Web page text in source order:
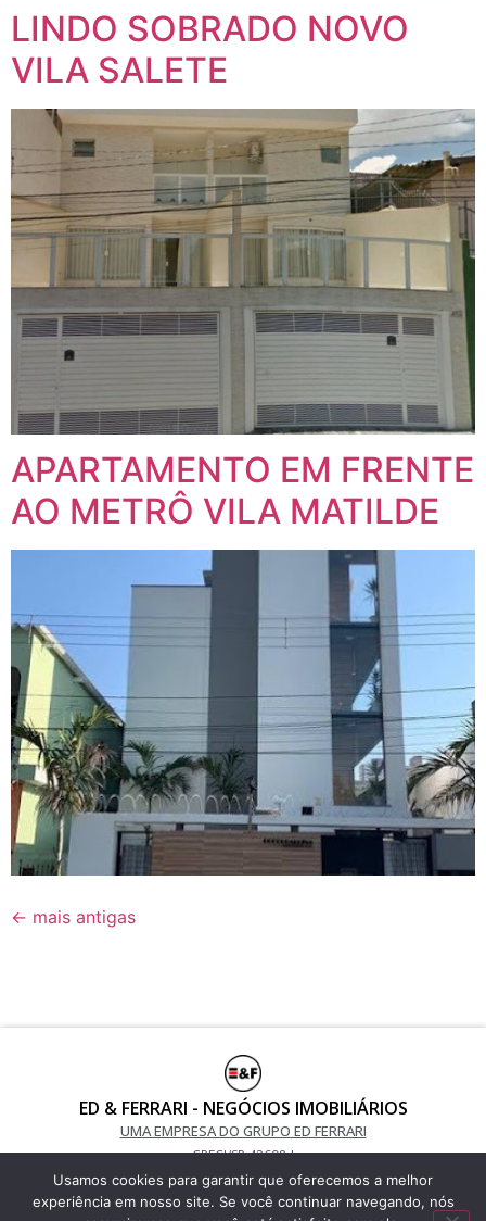
LINDO SOBRADO NOVO
VILA SALETE
APARTAMENTO EM FRENTE
AO METRÔ VILA MATILDE
← mais antigas
ED & FERRARI - NEGÓCIOS IMOBILIÁRIOS
UMA EMPRESA DO GRUPO ED FERRARI
CRECI/SP 42698-J
(11) 9 7052-5487 / (11) 9 7800-3405
Telefone Fixo: 2685-1550
Usamos cookies para garantir que oferecemos a melhor
experiência em nosso site. Se você continuar navegando, nós